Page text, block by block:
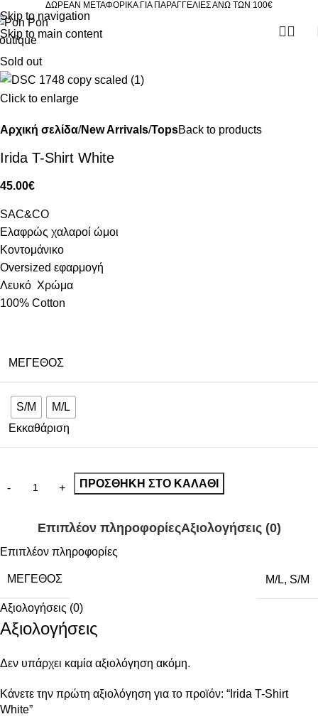
Skip to navigation
Skip to main content
ΔΩΡΕΑΝ ΜΕΤΑΦΟΡΙΚΑ ΓΙΑ ΠΑΡΑΓΓΕΛΙΕΣ ΑΝΩ ΤΩΝ 100€
Sold out
Click to enlarge
Αρχική σελίδα New Arrivals TopsBack to products
Irida T-Shirt White
45.00€
SAC&CO
Ελαφρώς χαλαροί ώμοι
Κοντομάνικο
Oversized εφαρμογή
Λευκό Χρώμα
100% Cotton
ΜΈΓΕΘΟΣ
S/M
M/L
Εκκαθάριση
ΠΡΟΣΘΉΚΗ ΣΤΟ ΚΑΛΆΘΙ
Επιπλέον πληροφορίεςΑξιολογήσεις (0)
Επιπλέον πληροφορίες
ΜΈΓΕΘΟΣ M/L, S/M
Αξιολογήσεις (0)
Αξιολογήσεις
Δεν υπάρχει καμία αξιολόγηση ακόμη.
Κάνετε την πρώτη αξιολόγηση για το προϊόν: “Irida T-Shirt
White”